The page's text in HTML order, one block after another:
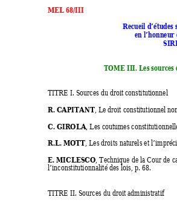
MEL 68/III
Recueil
en
TOME III. Les sources
TITRE I. Sources du droit constitutionnel
R. CAPITANT, Le droit constitutionnel
C. GIROLA, Les coutumes
R.L. MOTT, Les droits naturels et
E. MICLESCO, Technique de la Cour de
l’inconstitutionnalité des lois, p. 68.
TITRE II. Sources du droit administratif